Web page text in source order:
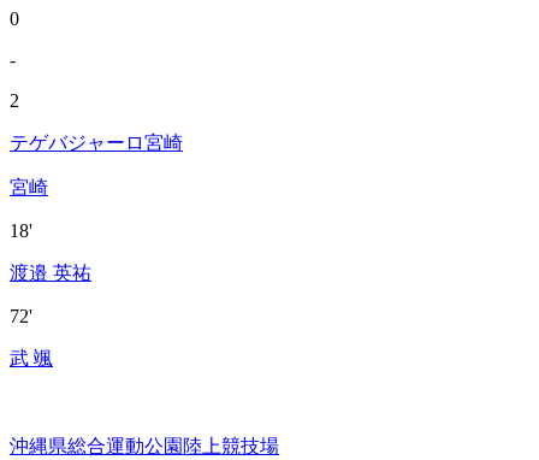
0
-
2
テゲバジャーロ宮崎
宮崎
18'
渡邉 英祐
72'
武 颯
沖縄県総合運動公園陸上競技場